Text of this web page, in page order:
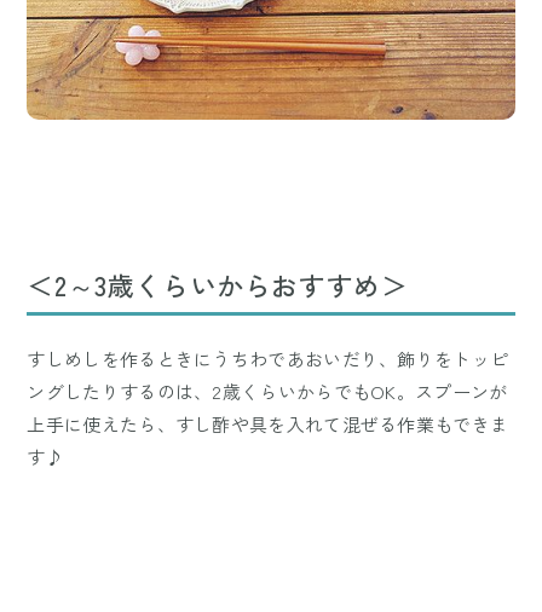
＜2～3歳くらいからおすすめ＞
すしめしを作るときにうちわであおいだり、飾りをトッピ
ングしたりするのは、2歳くらいからでもOK。スプーンが
上手に使えたら、すし酢や具を入れて混ぜる作業もできま
す♪